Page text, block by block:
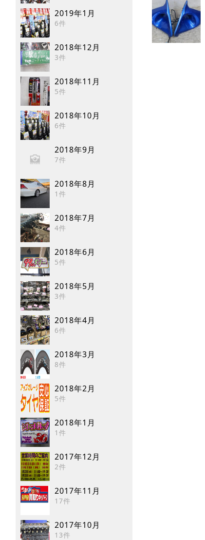
2019年1月
6件
2018年12月
3件
2018年11月
5件
2018年10月
6件
2018年9月
7件
2018年8月
1件
2018年7月
4件
2018年6月
5件
2018年5月
3件
2018年4月
6件
2018年3月
8件
2018年2月
5件
2018年1月
1件
2017年12月
2件
2017年11月
17件
2017年10月
13件